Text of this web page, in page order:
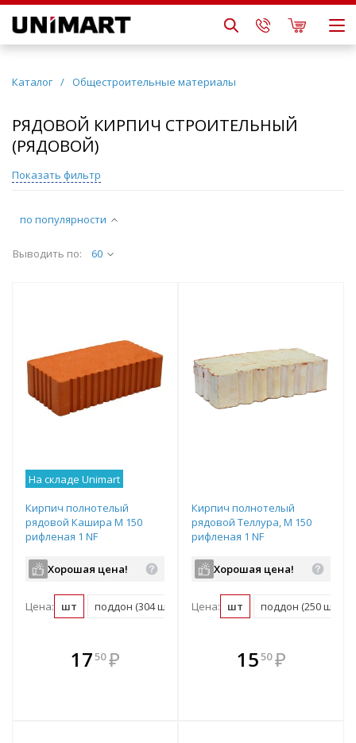
Каталог / Общестроительные материалы
РЯДОВОЙ КИРПИЧ СТРОИТЕЛЬНЫЙ
(РЯДОВОЙ)
по популярности
Выводить по: 60
На складе Unimart
Кирпич полнотелый
рядовой Кашира М 150
рифленая 1 NF
Хорошая цена!
Цена: шт поддон (304 шт)
1750 ₽
В комплекте
всегда выгоднее!
Кирпич полнотелый
рядовой Теллура, М 150
рифленая 1 NF
Хорошая цена!
Цена: шт поддон (250 шт)
В комплекте
всегда выгоднее!
1550 ₽
Показать фильтр